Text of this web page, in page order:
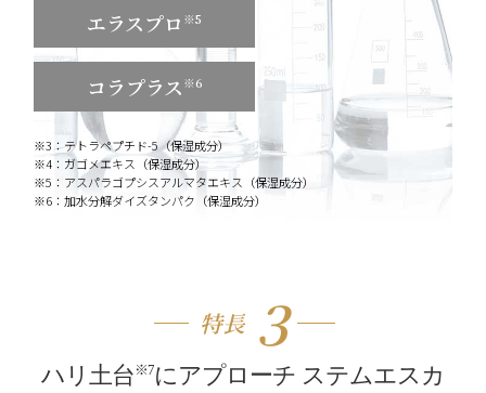
エラスプロ ※5
コラプラス ※6
※3：テトラペプチド-5（保湿成分）
※4：ガゴメエキス（保湿成分）
※5：アスパラゴプシスアルマタエキス（保湿成分）
※6：加水分解ダイズタンパク（保湿成分）
特長 ３
ハリ土台 ※7にアプローチ ステムエスカ